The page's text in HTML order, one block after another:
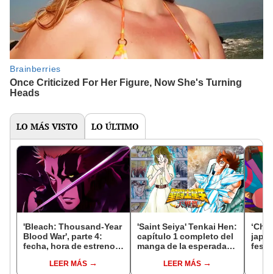
LO MÁS VISTO LO ÚLTIMO
'Bleach: Thousand-Year
Blood War', parte 4:
fecha, hora de estreno,
final del anime
LEER MÁS
'Saint Seiya' Tenkai Hen:
capítulo 1 completo del
manga de la esperada
LEER MÁS